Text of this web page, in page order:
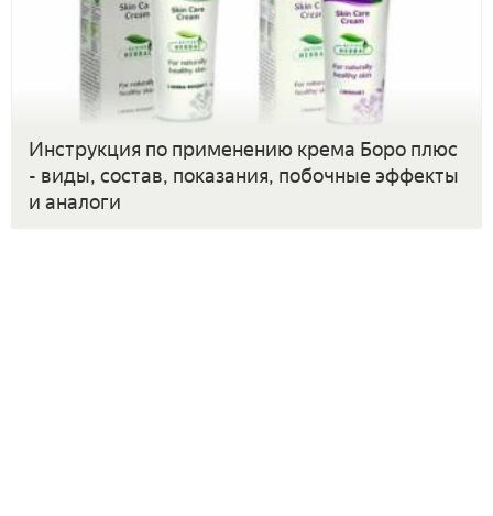
Инструкция по применению крема Боро плюс
- виды, состав, показания, побочные эффекты
и аналоги